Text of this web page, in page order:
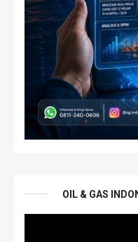
OIL & GAS